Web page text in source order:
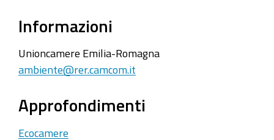
Informazioni
Unioncamere Emilia-Romagna
ambiente@rer.camcom.it
Approfondimenti
Ecocamere